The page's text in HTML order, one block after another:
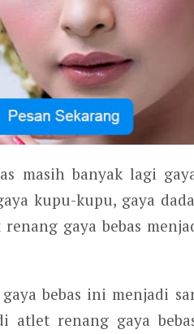
masih banyak lagi
kupu-kupu, gaya
gaya bebas
bebas ini menjadi
atlet renang gaya